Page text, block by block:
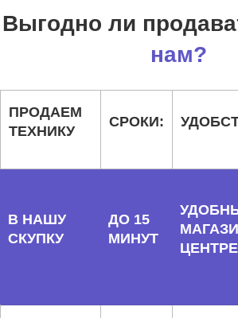
Выгодно ли
нам?
ПРОДАЕМ
ТЕХНИКУ
СРОКИ:
В НАШУ
СКУПКУ
ДО 15
МИНУТ
ЦЕНТРЕ